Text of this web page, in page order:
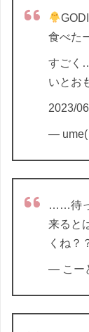
食べた
すごく
いとお
2023/
— ume(
……待っ
来ると
くね？
— こー